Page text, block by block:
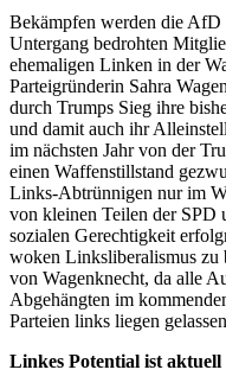
Bekämpfen werden die
Untergang bedrohten
ehemaligen Linken in der
Parteigründerin Sahra
durch Trumps Sieg ihre
und damit auch ihr
im nächsten Jahr von der
einen Waffenstillstand
Links-Abtrünnigen nur im
von kleinen Teilen der SPD
sozialen Gerechtigkeit
woken Linksliberalismus
von Wagenknecht, da alle
Abgehängten im
Parteien links liegen
Linkes Potential ist aktuell